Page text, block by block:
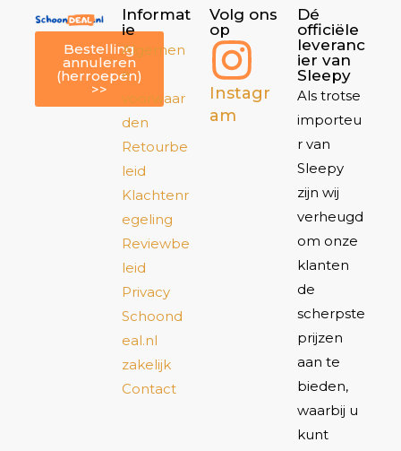
Bestelling
annuleren
(herroepen)
>>
Informat
ie
Algemen
e
voorwaar
den
Retourbe
leid
Klachtenr
egeling
Reviewbe
leid
Privacy
Schoond
eal.nl
zakelijk
Contact
Volg ons
op
Instagr
am
Dé
officiële
leveranc
ier van
Sleepy
Als trotse
importeu
r van
Sleepy
zijn wij
verheugd
om onze
klanten
de
scherpste
prijzen
aan te
bieden,
waarbij u
kunt